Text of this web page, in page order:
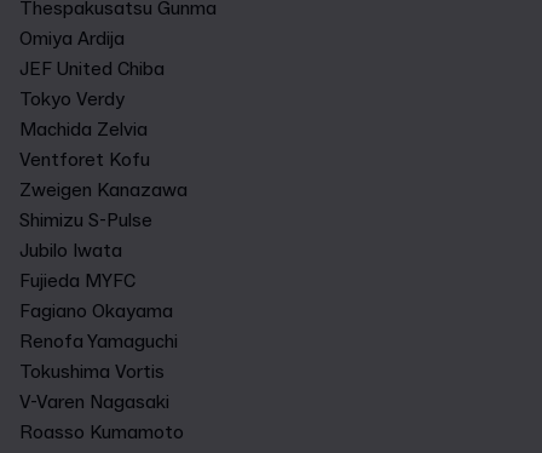
Thespakusatsu Gunma
Omiya Ardija
JEF United Chiba
Tokyo Verdy
Machida Zelvia
Ventforet Kofu
Zweigen Kanazawa
Shimizu S-Pulse
Jubilo Iwata
Fujieda MYFC
Fagiano Okayama
Renofa Yamaguchi
Tokushima Vortis
V-Varen Nagasaki
Roasso Kumamoto